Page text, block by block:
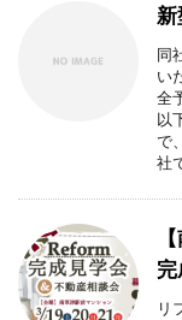
新
同
い
全
以
で
社
完
リ